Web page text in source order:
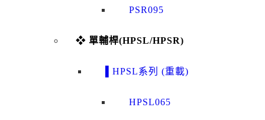
PSR095
❖ 單輔桿(HPSL/HPSR)
▌HPSL系列 (重載)
HPSL065